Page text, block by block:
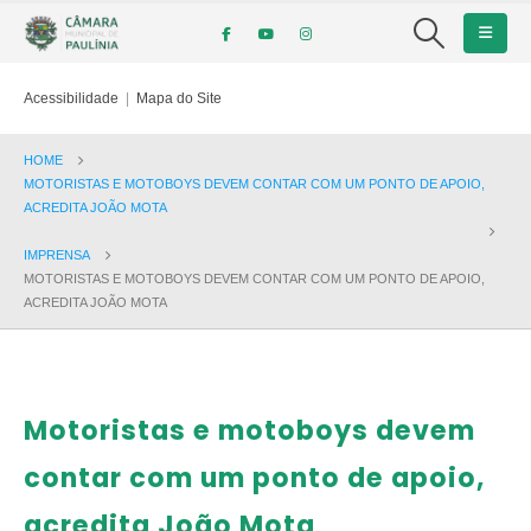
Acessibilidade | Mapa do Site
HOME
MOTORISTAS E MOTOBOYS DEVEM CONTAR COM UM PONTO DE APOIO,
ACREDITA JOÃO MOTA
IMPRENSA
MOTORISTAS E MOTOBOYS DEVEM CONTAR COM UM PONTO DE APOIO,
ACREDITA JOÃO MOTA
Motoristas e motoboys devem
contar com um ponto de apoio,